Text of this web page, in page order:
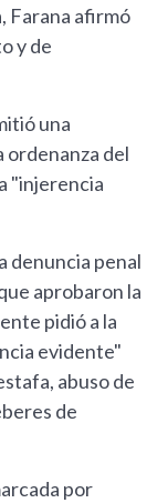
Farana afirmó
y de
una
ordenanza del
"injerencia
denuncia penal
aprobaron la
pidió a la
evidente"
abuso de
de
por